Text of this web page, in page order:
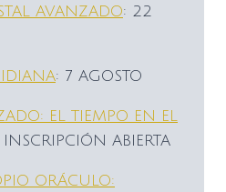
AVANZADO: 22
: 7 AGOSTO
EL TIEMPO EN EL
ABIERTA
ORÁCULO: